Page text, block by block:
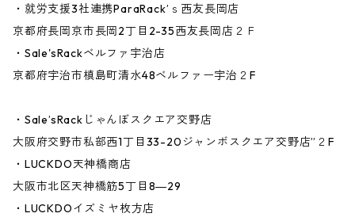
・就労支援3社連携ParaRack’ｓ西友長岡店
京都府長岡京市長岡2丁目2-35西友長岡店２Ｆ
・Sale'sRackベルファ宇治店
京都府宇治市槙島町清水48ベルファー宇治２F
・Sale’sRackじゃんぼスクエア交野店
大阪府交野市私部西1丁目33-20ジャンボスクエア交野店”２F
・LUCKDO天神橋商店
大阪市北区天神橋筋5丁目8―29
・LUCKDOイズミヤ枚方店